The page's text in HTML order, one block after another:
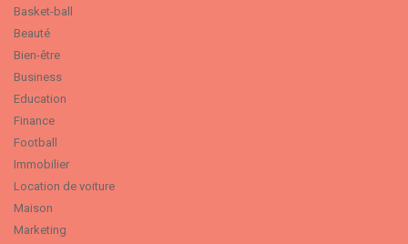
Basket-ball
Beauté
Bien-être
Business
Education
Finance
Football
Immobilier
Location de voiture
Maison
Marketing